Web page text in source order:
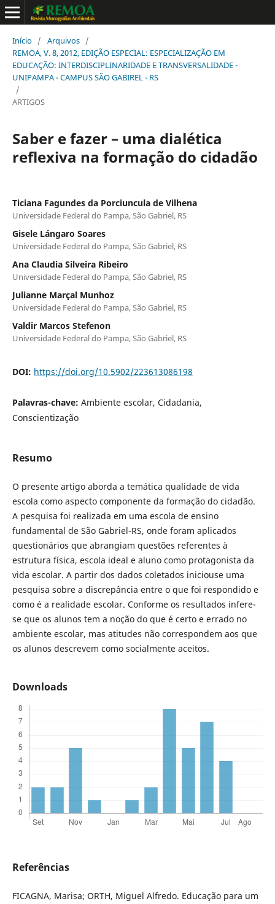
Início / Arquivos /
REMOA, V. 8, 2012, EDIÇÃO ESPECIAL: ESPECIALIZAÇÃO EM
EDUCAÇÃO: INTERDISCIPLINARIDADE E TRANSVERSALIDADE -
UNIPAMPA - CAMPUS SÃO GABIREL - RS
/
ARTIGOS
Saber e fazer – uma dialética
reflexiva na formação do cidadão
Ticiana Fagundes da Porciuncula de Vilhena
Universidade Federal do Pampa, São Gabriel, RS
Gisele Lángaro Soares
Universidade Federal do Pampa, São Gabriel, RS
Ana Claudia Silveira Ribeiro
Universidade Federal do Pampa, São Gabriel, RS
Julianne Marçal Munhoz
Universidade Federal do Pampa, São Gabriel, RS
Valdir Marcos Stefenon
Universidade Federal do Pampa, São Gabriel, RS
DOI: https://doi.org/10.5902/223613086198
Palavras-chave: Ambiente escolar, Cidadania,
Conscientização
Resumo
O presente artigo aborda a temática qualidade de vida
escola como aspecto componente da formação do cidadão.
A pesquisa foi realizada em uma escola de ensino
fundamental de São Gabriel-RS, onde foram aplicados
questionários que abrangiam questões referentes à
estrutura física, escola ideal e aluno como protagonista da
vida escolar. A partir dos dados coletados iniciouse uma
pesquisa sobre a discrepância entre o que foi respondido e
como é a realidade escolar. Conforme os resultados infere-
se que os alunos tem a noção do que é certo e errado no
ambiente escolar, mas atitudes não correspondem aos que
os alunos descrevem como socialmente aceitos.
Downloads
Referências
FICAGNA, Marisa; ORTH, Miguel Alfredo. Educação para um